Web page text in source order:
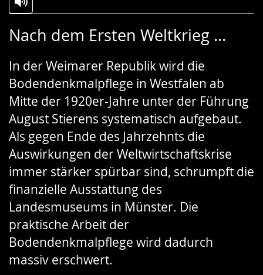
Nach dem Ersten Weltkrieg …
In der Weimarer Republik wird die
Bodendenkmalpflege in Westfalen ab
Mitte der 1920er-Jahre unter der Führung
August Stierens systematisch aufgebaut.
Als gegen Ende des Jahrzehnts die
Auswirkungen der Weltwirtschaftskrise
immer stärker spürbar sind, schrumpft die
finanzielle Ausstattung des
Landesmuseums in Münster. Die
praktische Arbeit der
Bodendenkmalpflege wird dadurch
massiv erschwert.
Leichten
wechseln.
Audio-
Video
Deutscher
Gebärdensprache
wird
angezeigt.